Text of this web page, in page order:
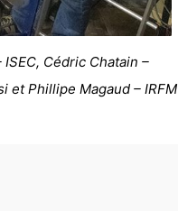
Cédric Chatain –
et Phillipe Magaud – IRFM